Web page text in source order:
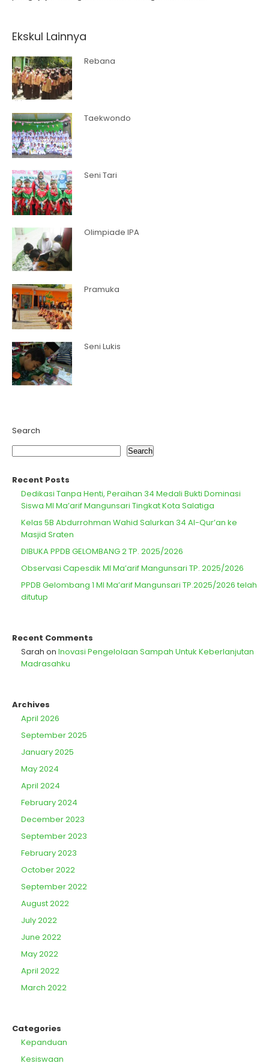
Ekskul Lainnya
Rebana
Taekwondo
Seni Tari
Olimpiade IPA
Pramuka
Seni Lukis
Search
Search
Recent Posts
Dedikasi Tanpa Henti, Peraihan 34 Medali Bukti Dominasi
Siswa MI Ma’arif Mangunsari Tingkat Kota Salatiga
Kelas 5B Abdurrohman Wahid Salurkan 34 Al-Qur’an ke
Masjid Sraten
DIBUKA PPDB GELOMBANG 2 TP. 2025/2026
Observasi Capesdik MI Ma’arif Mangunsari TP. 2025/2026
PPDB Gelombang 1 MI Ma’arif Mangunsari TP.2025/2026 telah
ditutup
Recent Comments
Sarah on Inovasi Pengelolaan Sampah Untuk Keberlanjutan
Madrasahku
Archives
April 2026
September 2025
January 2025
May 2024
April 2024
February 2024
December 2023
September 2023
February 2023
October 2022
September 2022
August 2022
July 2022
June 2022
May 2022
April 2022
March 2022
Categories
Kepanduan
Kesiswaan